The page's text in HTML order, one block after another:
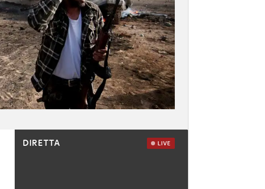
DIRETTA LIVE